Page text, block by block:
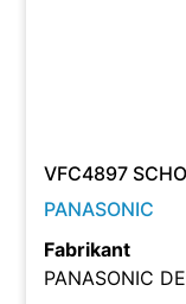
VFC4897
PANASONIC
Fabrikant
PANASONIC